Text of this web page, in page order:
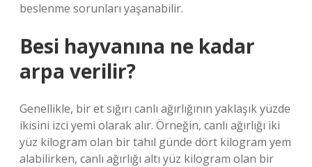
beslenme sorunları yaşanabilir.
Besi hayvanına ne kadar
arpa verilir?
Genellikle, bir et sığırı canlı ağırlığının yaklaşık yüzde
ikisini izci yemi olarak alır. Örneğin, canlı ağırlığı iki
yüz kilogram olan bir tahıl günde dört kilogram yem
alabilirken, canlı ağırlığı altı yüz kilogram olan bir